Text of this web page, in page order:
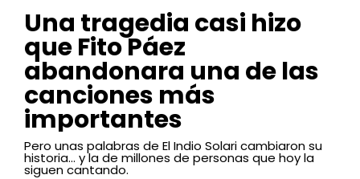
Una tragedia casi hizo
que Fito Páez
abandonara una de las
canciones más
importantes
Pero unas palabras de El Indio Solari cambiaron su
historia... y la de millones de personas que hoy la
siguen cantando.